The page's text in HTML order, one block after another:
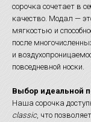
сорочка сочетает в
качество. Модал —
мягкостью и
после
и
повседневной носки.
Выбор идеальной
Наша сорочка
classic, что